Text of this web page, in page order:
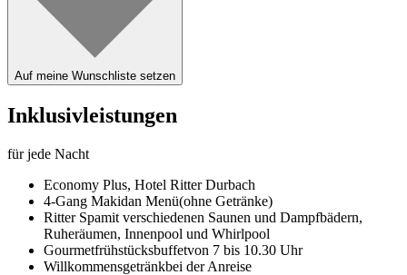
Auf meine Wunschliste setzen
Inklusivleistungen
für jede Nacht
Economy Plus, Hotel Ritter Durbach
4-Gang Makidan Menü(ohne Getränke)
Ritter Spamit verschiedenen Saunen und Dampfbädern,
Ruheräumen, Innenpool und Whirlpool
Gourmetfrühstücksbuffetvon 7 bis 10.30 Uhr
Willkommensgetränkbei der Anreise